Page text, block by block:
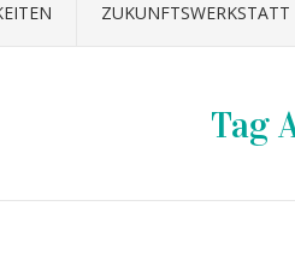
ZUKUNFTSWERKSTATT
Tag